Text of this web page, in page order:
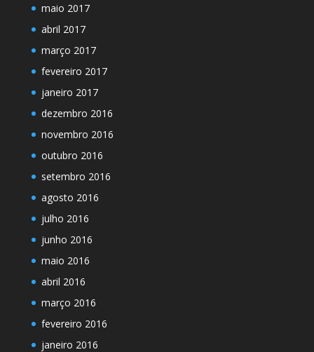
maio 2017
abril 2017
março 2017
fevereiro 2017
janeiro 2017
dezembro 2016
novembro 2016
outubro 2016
setembro 2016
agosto 2016
julho 2016
junho 2016
maio 2016
abril 2016
março 2016
fevereiro 2016
janeiro 2016